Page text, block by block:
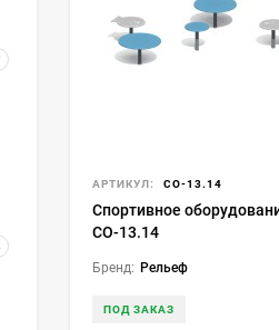
АРТИКУЛ: СО-13.14
Спортивное
СО-13.14
Бренд: Рельеф
ПОД ЗАКАЗ